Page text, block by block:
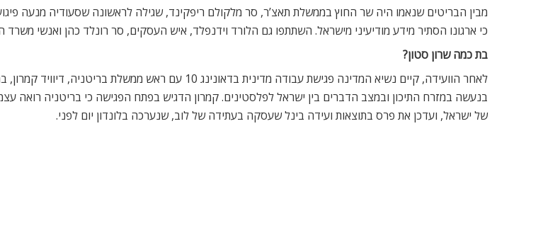
מבין הבריטים שנאמו היה שר החוץ בממשלת תאצ’ר, סר מלקולם ריפקינד, שגילה לראשונה שסעודיה מנעה
כי ארגונו הסתיר מידע מודיעיני מישראל. השתתפו גם הלורד וידנפלד, איש העסקים, סר רונלד כהן ואנשי
בת כמה שרון סטון?
לאחר הוועידה, קיים נשיא המדינה פגישת עבודה מדינית בדאונינג 10 עם ראש ממשלת
בנעשה במזרח התיכון ובמצב הדברים בין ישראל לפלסטינים. קמרון הדגיש בפתח הפגישה כי בריטניה רואה
של ישראל, ועדכן את פרס בתוצאות ועידה בינל שעסקה בעתידה של לוב, שנערכה בלונדון יום לפני.